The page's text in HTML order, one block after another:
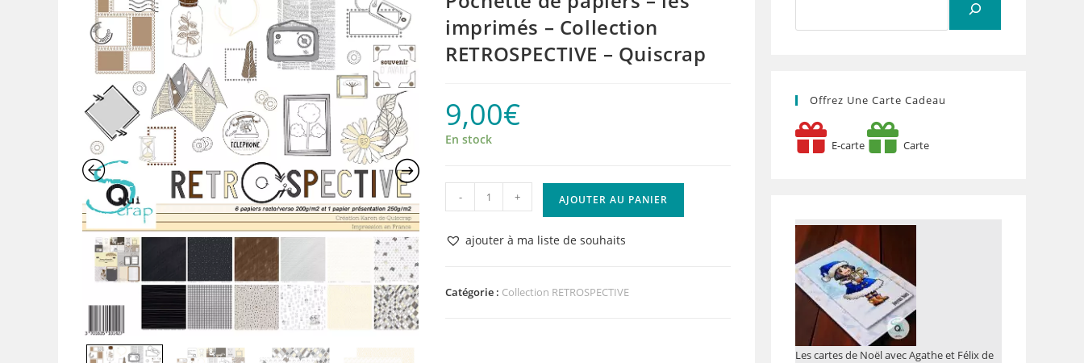
imprimés – Collection
RETROSPECTIVE – Quiscrap
9,00€
En stock
quantité
de
Pochette
–
- + AJOUTER AU PANIER
ajouter à ma liste de souhaits
Catégorie : Collection RETROSPECTIVE
Offrez Une Carte Cadeau
E-carte Carte
Les cartes de Noël avec Agathe et Félix de